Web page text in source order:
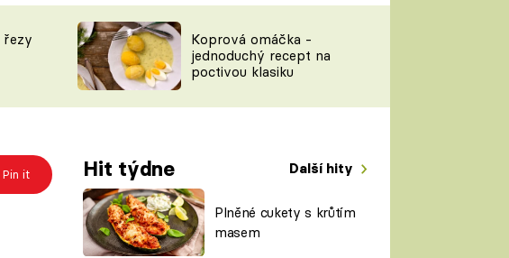
Novinky
ŠÉFREDAKTORKY
ČASOPIS
Sledujte nás
řezy
Koprová omáčka -
jednoduchý recept na
poctivou klasiku
Pin it Hit týdne Další hity
Plněné cukety s krůtím
masem